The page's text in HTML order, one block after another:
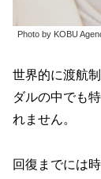
Photo by KOBU
世界的に渡航
ダルの中でも
れません。
回復までには